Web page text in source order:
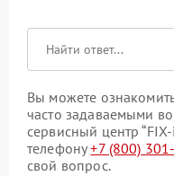
Вы можете
часто задаваемыми
сервисный центр
телефону+7 (800)
свой вопрос.